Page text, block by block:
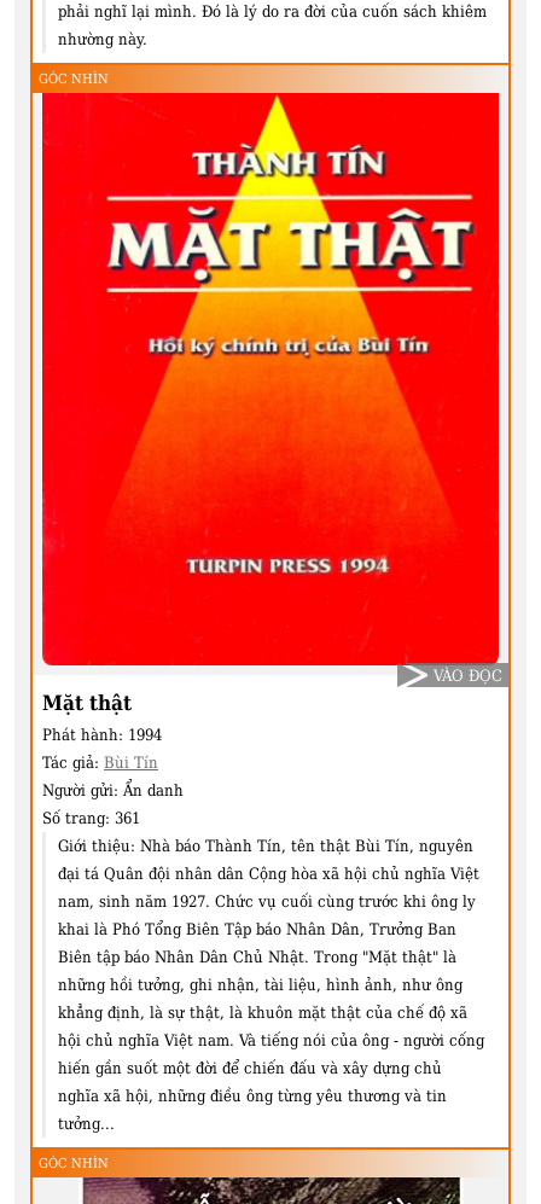
phải nghĩ lại mình. Đó là lý do ra đời của cuốn sách khiêm
nhường này.
GÓC NHÌN
Mặt thật
Phát hành: 1994
Tác giả: Bùi Tín
Người gửi: Ẩn danh
Số trang: 361
Giới thiệu: Nhà báo Thành Tín, tên thật Bùi Tín, nguyên
đại tá Quân đội nhân dân Cộng hòa xã hội chủ nghĩa Việt
nam, sinh năm 1927. Chức vụ cuối cùng trước khi ông ly
khai là Phó Tổng Biên Tập báo Nhân Dân, Trưởng Ban
Biên tập báo Nhân Dân Chủ Nhật. Trong "Mặt thật" là
những hồi tưởng, ghi nhận, tài liệu, hình ảnh, như ông
khẳng định, là sự thật, là khuôn mặt thật của chế độ xã
hội chủ nghĩa Việt nam. Và tiếng nói của ông - người cống
hiến gần suốt một đời để chiến đấu và xây dựng chủ
nghĩa xã hội, những điều ông từng yêu thương và tin
tưởng...
VÀO ĐỌC
GÓC NHÌN